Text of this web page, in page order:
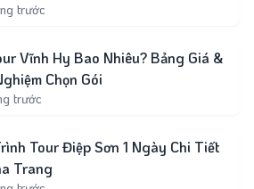
trước
Vĩnh Hy Bao Nhiêu? Bảng Giá &
Chọn Gói
trước
Tour Điệp Sơn 1 Ngày Chi Tiết
Trang